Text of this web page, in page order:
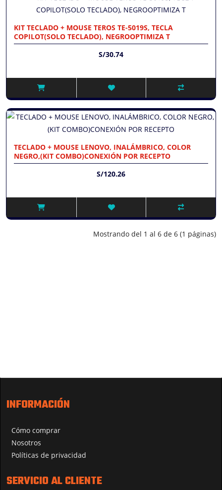
KIT TECLADO + MOUSE TEROS TE-5019S, TECLA
COPILOT(SOLO TECLADO), NEGROOPTIMIZA T
S/30.74
TECLADO + MOUSE LENOVO, INALÁMBRICO, COLOR
NEGRO,(KIT COMBO)CONEXIÓN POR RECEPTO
S/120.26
Mostrando del 1 al 6 de 6 (1 páginas)
INFORMACIÓN
Cómo comprar
Nosotros
Políticas de privacidad
SERVICIO AL CLIENTE